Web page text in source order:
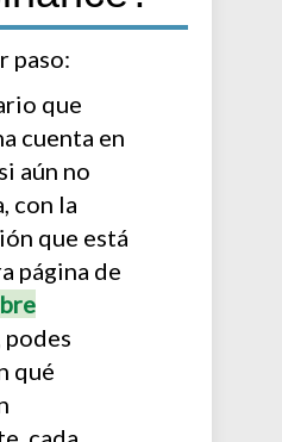
paso:
que
cuenta en
aún no
con la
que está
página de
podes
qué